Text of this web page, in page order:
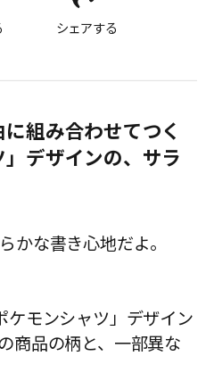
シェアする
組み合わせてつく
デザインの、サラ
かな書き心地だよ。
モンシャツ」デザイン
商品の柄と、一部異な